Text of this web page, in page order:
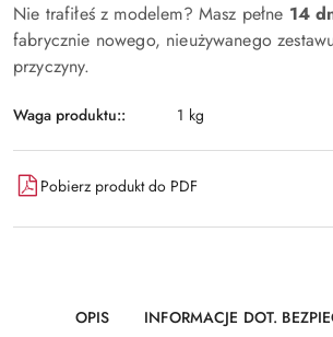
Nie trafiłeś z modelem? Masz pełne 14
fabrycznie nowego, nieużywanego
przyczyny.
Waga produktu:: 1 kg
Pobierz produkt do PDF
OPIS INFORMACJE DOT.